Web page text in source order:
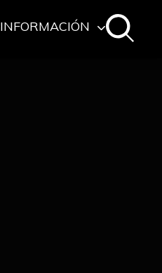
INFORMACIÓN